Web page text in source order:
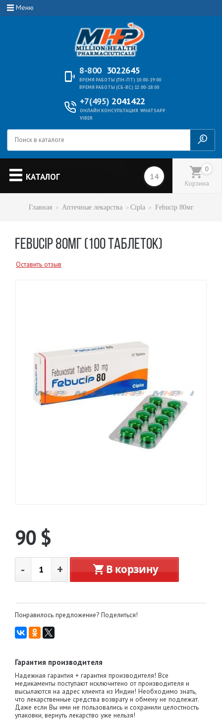
Меню
8-800 3022645
ВРЕМЯ РАБОТЫ (ПН-ПТ) 10:00-19:00
ВРЕМЯ РАБОТЫ (СБ-ВС) 12:00-18:00
+7(495) 2041422
ОНЛАЙН КОНСУЛЬТАЦИЯ WHATSAPP
VIBER
КАТАЛОГ
0
Корзина
Главная Аптечные лекарства Cipla Febucip 80мг
FEBUCIP 80МГ (100 ТАБЛЕТОК)
Оставить отзыв
90 $
- + В корзину
Понравилось предложение? Поделиться!
Гарантия производителя
Надежная гарантия + гарантия производителя! Все
медикаменты поступают исключитено от производителя и
высылаются на адрес клиента из Индии! Необходимо знать,
что лекарственные средства возврату и обмену не подлежат.
Даже если Вы ими не пользовались и сохранили целостность
упаковки, вернуть лекарство уже нельзя!